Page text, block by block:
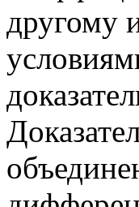
другому